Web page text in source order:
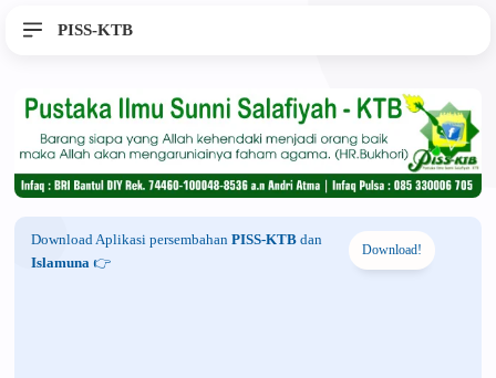
PISS-KTB
Download Aplikasi persembahan PISS-KTB dan
Islamuna 👉
Download!